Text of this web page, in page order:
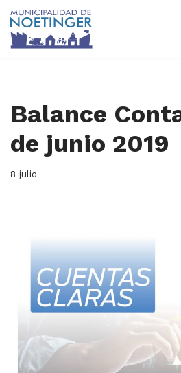
Saltar
Balance
de junio 2019
8 julio